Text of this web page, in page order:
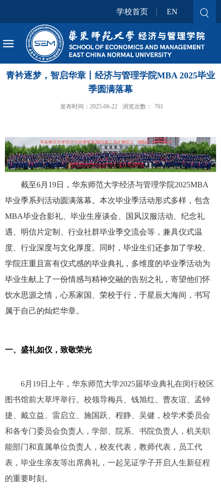
学校首页 EN
青衿逐梦，智启华章丨经济与管理学院MBA 2025毕业
季圆满落幕
发布时间：2025-06-22 浏览次数： 761
截至6月 19日，华东师范大学经济与管理学院2025MBA
毕业季系列活动圆满落幕。本次毕业季活动形式多样，包含
MBA毕业合影礼、毕业生座谈会、国风汉服活动、纪念礼
遇、明信片定制、行业社群毕业季交流会等，兼具仪式温
度、行业深度与文化厚度。同时，毕业生们还参加了学校、
学院庄重且富有仪式感的毕业典礼，多维度的毕业季活动为
毕业生献上了一份情感与精神交融的告别之礼，寄望他们怀
饮水思源之情，心系家国、荣校于行，于星辰大海间，书写
属于自己的灿烂华章。
一、盛礼如仪，致敬荣光
6月 19日上午，华东师范大学2025届毕业典礼在闵行校区
图书馆前大草坪举行。校领导梅兵、钱旭红、曹友谊、孟钟
捷、戴立益、雷启立、施国跃、程静、吴健，校学术委员会
和各专门委员会负责人，学部、院系、书院负责人，机关职
能部门和直属单位负责人，校友代表，教师代表，员工代
表，毕业生亲友等出席典礼，一起见证学子开启人生新征程
的重要时刻 。